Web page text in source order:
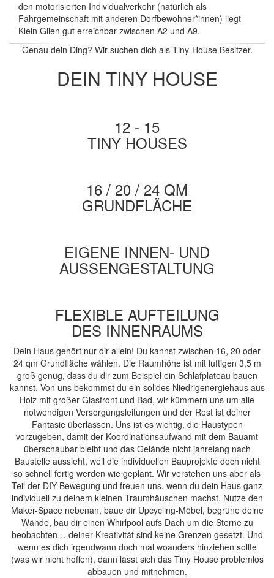
den motorisierten Individualverkehr (natürlich als
Fahrgemeinschaft mit anderen Dorfbewohner*innen) liegt
Klein Glien gut erreichbar zwischen A2 und A9.
Genau dein Ding? Wir suchen dich als Tiny-House Besitzer.
DEIN TINY HOUSE
12 - 15
TINY HOUSES
16 / 20 / 24 QM
GRUNDFLÄCHE
EIGENE INNEN- UND
AUSSENGESTALTUNG
FLEXIBLE AUFTEILUNG
DES INNENRAUMS
Dein Haus gehört nur dir allein! Du kannst zwischen 16, 20 oder
24 qm Grundfläche wählen. Die Raumhöhe ist mit luftigen 3,5 m
groß genug, dass du dir zum Beispiel ein Schlafplateau bauen
kannst. Von uns bekommst du ein solides Niedrigenergiehaus aus
Holz mit großer Glasfront und Bad, wir kümmern uns um alle
notwendigen Versorgungsleitungen und der Rest ist deiner
Fantasie überlassen. Uns ist es wichtig, die Haustypen
vorzugeben, damit der Koordinationsaufwand mit dem Bauamt
überschaubar bleibt und das Gelände nicht jahrelang nach
Baustelle aussieht, weil die individuellen Bauprojekte doch nicht
so schnell fertig werden wie geplant. Wir verstehen uns aber als
Teil der DIY-Bewegung und freuen uns, wenn du dein Haus ganz
individuell zu deinem kleinen Traumhäuschen machst. Nutze den
Maker-Space nebenan, baue dir Upcycling-Möbel, begrüne deine
Wände, bau dir einen Whirlpool aufs Dach um die Sterne zu
beobachten… deiner Kreativität sind keine Grenzen gesetzt. Und
wenn es dich irgendwann doch mal woanders hinziehen sollte
(was wir nicht hoffen), dann lässt sich das Tiny House problemlos
abbauen und mitnehmen.